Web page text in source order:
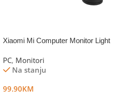
Xiaomi Mi Computer Monitor Light
PC, Monitori
Na stanju
99.90KM